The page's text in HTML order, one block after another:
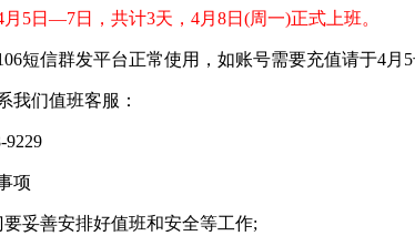
月5日—7日，共计3天，4月8日(周一)正式上班。
信群发平台正常使用，如账号需要充值请于4月5
们值班客服：
项
善安排好值班和安全等工作;